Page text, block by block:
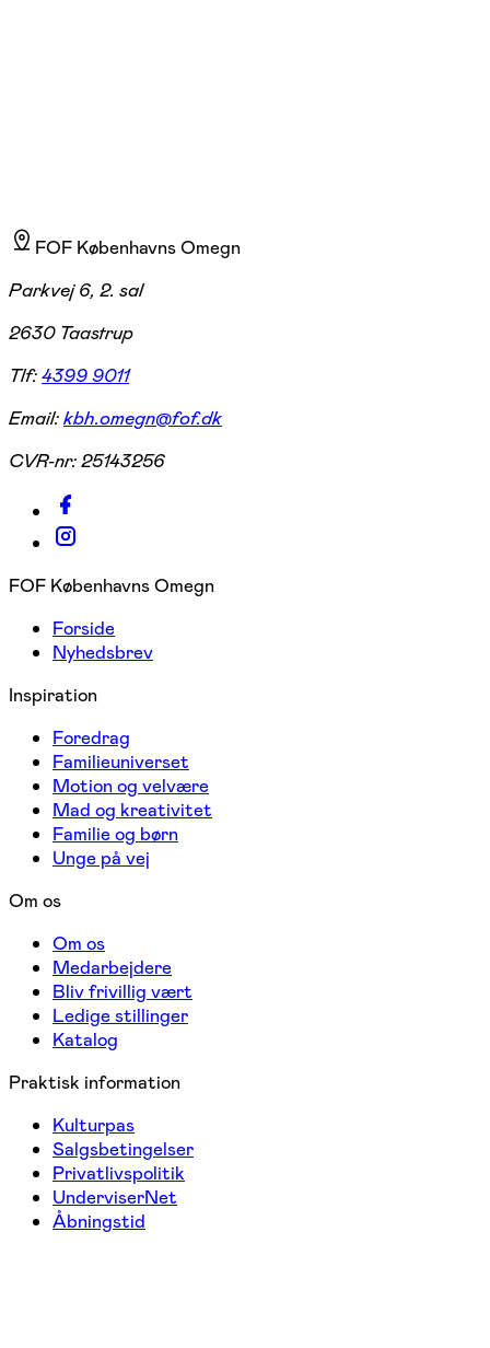
FOF Københavns Omegn
Parkvej 6, 2. sal
2630 Taastrup
Tlf:4399 9011
Email:kbh.omegn@fof.dk
CVR-nr:25143256
FOF Københavns Omegn
Forside
Nyhedsbrev
Inspiration
Foredrag
Familieuniverset
Motion og velvære
Mad og kreativitet
Familie og børn
Unge på vej
Om os
Om os
Medarbejdere
Bliv frivillig vært
Ledige stillinger
Katalog
Praktisk information
Kulturpas
Salgsbetingelser
Privatlivspolitik
UnderviserNet
Åbningstid